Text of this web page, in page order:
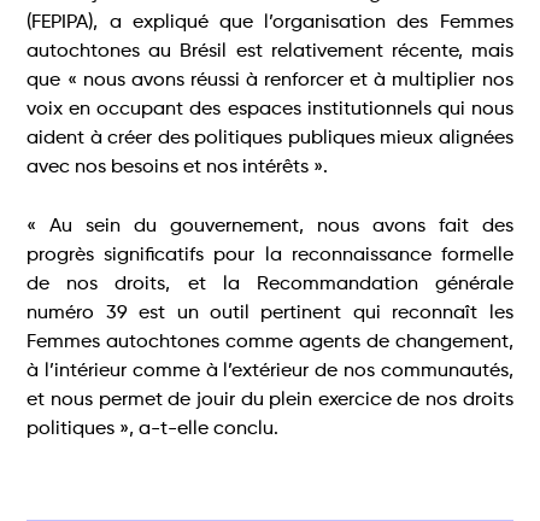
(FEPIPA), a expliqué que l’organisation des Femmes
autochtones au Brésil est relativement récente, mais
que « nous avons réussi à renforcer et à multiplier nos
voix en occupant des espaces institutionnels qui nous
aident à créer des politiques publiques mieux alignées
avec nos besoins et nos intérêts ».
« Au sein du gouvernement, nous avons fait des
progrès significatifs pour la reconnaissance formelle
de nos droits, et la Recommandation générale
numéro 39 est un outil pertinent qui reconnaît les
Femmes autochtones comme agents de changement,
à l’intérieur comme à l’extérieur de nos communautés,
et nous permet de jouir du plein exercice de nos droits
politiques », a-t-elle conclu.